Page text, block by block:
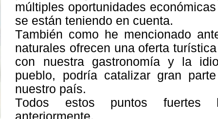
múltiples oportunidades
se están teniendo en cuenta.
También como he mencionado
naturales ofrecen una oferta
con nuestra gastronomía y la
pueblo, podría catalizar gran
nuestro país.
Todos estos puntos fuertes
anteriormente.